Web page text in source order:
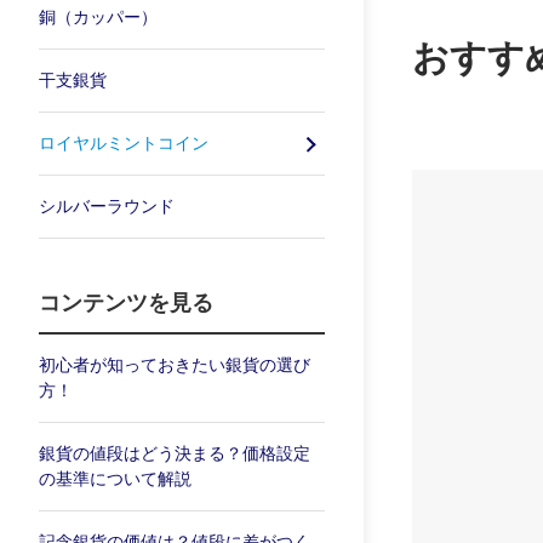
銅（カッパー）
干支銀貨
ロイヤルミントコイン
シルバーラウンド
コンテンツを見る
初心者が知っておきたい銀貨の選び
方！
銀貨の値段はどう決まる？価格設定
の基準について解説
おすす